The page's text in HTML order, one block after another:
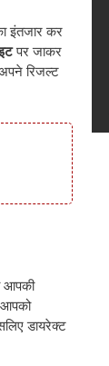
इंतजार कर
पर जाकर
रिजल्ट
आपकी
आपको
डायरेक्ट